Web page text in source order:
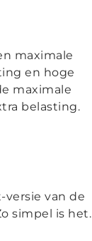
maximale
en hoge
maximale
belasting.
van de
simpel is het.